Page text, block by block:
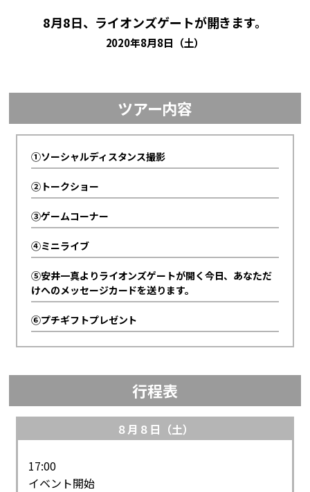
8月8日、ライオンズゲートが開きます。
2020年8月8日（土）
ツアー内容
①ソーシャルディスタンス撮影
②トークショー
③ゲームコーナー
④ミニライブ
⑤安井一真よりライオンズゲートが開く今日、あなただ
けへのメッセージカードを送ります。
⑥プチギフトプレゼント
行程表
８月８日（土）
17:00
イベント開始